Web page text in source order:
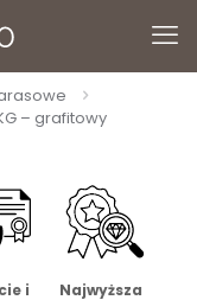
– grafitowy
i
Najwyższa